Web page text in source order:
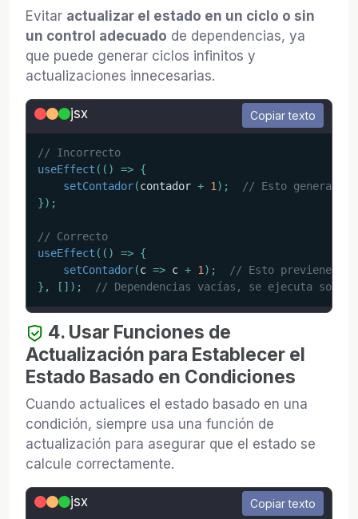
Evitar actualizar el estado en un ciclo o sin
un control adecuado de dependencias, ya
que puede generar ciclos infinitos y
actualizaciones innecesarias.
jsx Copiar texto
// Incorrecto
useEffect ( ( ) => {
setContador(contador + 1 ) ;
// Esto
}) ;
// Correcto
useEffect ( ( ) => {
setContador(c => c + 1 ) ;
// Esto previene
} , [ ] ) ; // Dependencias vacías, se ejecuta solo
4. Usar Funciones de
Actualización para Establecer el
Estado Basado en Condiciones
Cuando actualices el estado basado en una
condición, siempre usa una función de
actualización para asegurar que el estado se
calcule correctamente.
jsx Copiar texto